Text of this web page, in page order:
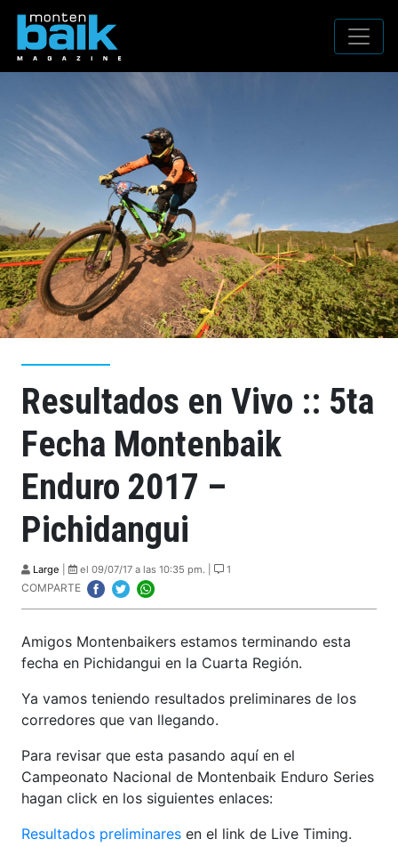
Resultados en Vivo :: 5ta
Fecha Montenbaik
Enduro 2017 –
Pichidangui
Large el 09/07/17 a las 10:35 pm. | 1
COMPARTE
Amigos Montenbaikers estamos terminando esta
fecha en Pichidangui en la Cuarta Región.
Ya vamos teniendo resultados preliminares de los
corredores que van llegando.
Para revisar que esta pasando aquí en el
Campeonato Nacional de Montenbaik Enduro Series
hagan click en los siguientes enlaces:
Resultados preliminares en el link de Live Timing.